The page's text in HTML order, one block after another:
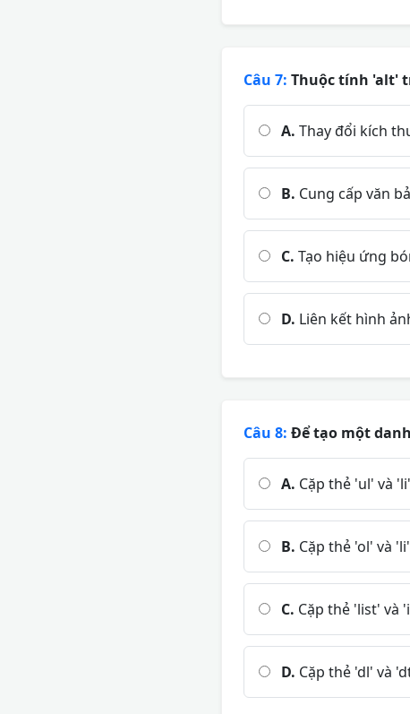
Câu 7: Thuộc tính 'alt'
A. Thay đổi kích
B. Cung cấp văn
C. Tạo hiệu ứng
D. Liên kết hình
Câu 8: Để tạo một
A. Cặp thẻ 'ul' và
B. Cặp thẻ 'ol' và
C. Cặp thẻ 'list' và
D. Cặp thẻ 'dl' và